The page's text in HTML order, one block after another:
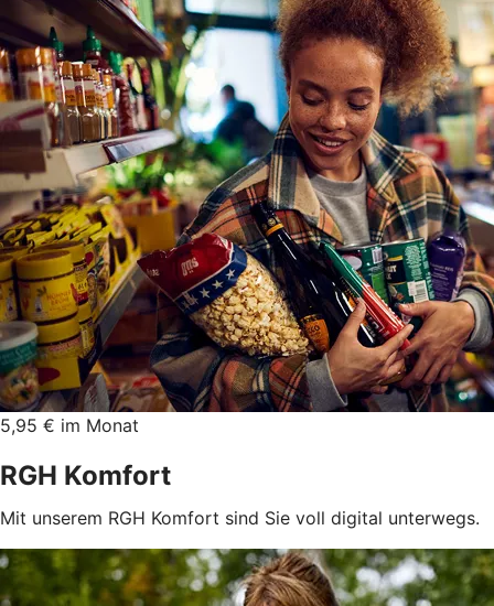
5,95 € im Monat
RGH Komfort
Mit unserem RGH Komfort sind Sie voll digital unterwegs.